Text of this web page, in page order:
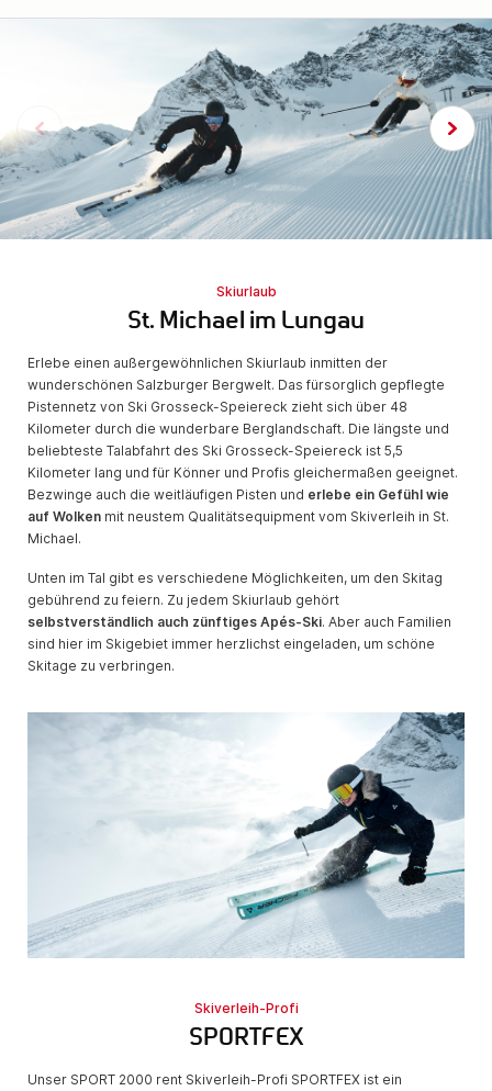
Skiurlaub
St. Michael im Lungau
Erlebe einen außergewöhnlichen Skiurlaub inmitten der
wunderschönen Salzburger Bergwelt. Das fürsorglich gepflegte
Pistennetz von Ski Grosseck-Speiereck zieht sich über 48
Kilometer durch die wunderbare Berglandschaft. Die längste und
beliebteste Talabfahrt des Ski Grosseck-Speiereck ist 5,5
Kilometer lang und für Könner und Profis gleichermaßen geeignet.
Bezwinge auch die weitläufigen Pisten und erlebe ein Gefühl wie
auf Wolken mit neustem Qualitätsequipment vom Skiverleih in St.
Michael.
Unten im Tal gibt es verschiedene Möglichkeiten, um den Skitag
gebührend zu feiern. Zu jedem Skiurlaub gehört
selbstverständlich auch zünftiges Apés-Ski. Aber auch Familien
sind hier im Skigebiet immer herzlichst eingeladen, um schöne
Skitage zu verbringen.
Skiverleih-Profi
SPORTFEX
Unser SPORT 2000 rent Skiverleih-Profi SPORTFEX ist ein